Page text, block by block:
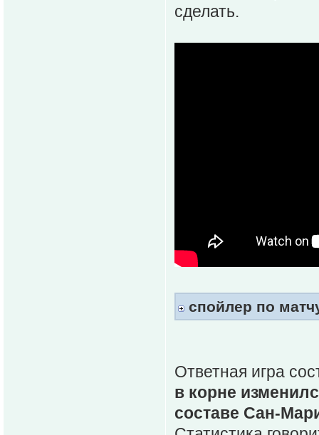
сделать.
спойлер по
Ответная игра
в корне
составе Сан-